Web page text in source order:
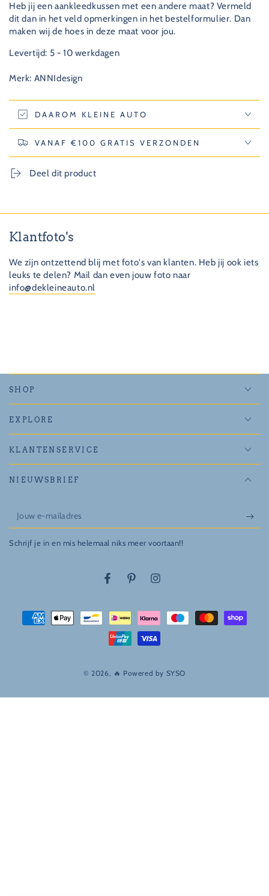
Heb jij een aankleedkussen met een andere maat? Vermeld
dit dan in het veld opmerkingen in het bestelformulier. Dan
maken wij de hoes in deze maat voor jou.
Levertijd: 5 - 10 werkdagen
Merk: ANNIdesign
DAAROM KLEINE AUTO
VANAF €100 GRATIS VERZONDEN
Deel dit product
Klantfoto's
We zijn ontzettend blij met foto's van klanten. Heb jij ook iets
leuks te delen? Mail dan even jouw foto naar
info@dekleineauto.nl
SHOP
EXPLORE
KLANTENSERVICE
NIEUWSBRIEF
Jouw
e-
mailadres
Schrijf je in en mis helemaal niks meer voortaan!!
FacebookPinterestInstagram
© 2026, 🔥 Powered by SYSO
Betaalmethodes